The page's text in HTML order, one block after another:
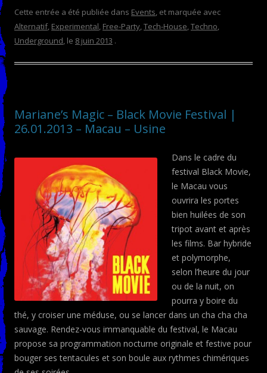
Cette entrée a été publiée dans Events, et marquée avec
Alternatif, Experimental, Free-Party,Tech-House,Techno,
Underground, le 8 juin 2013 .
Mariane’s Magic – Black Movie Festival |
26.01.2013 – Macau – Usine
Dans le cadre du
festival Black Movie,
le Macau vous
ouvrira les portes
bien huilées de son
tripot avant et après
les films. Bar hybride
et polymorphe,
selon l’heure du jour
ou de la nuit, on
pourra y boire du
thé, y croiser une méduse, ou se lancer dans un cha cha cha
sauvage. Rendez-vous immanquable du festival, le Macau
propose sa programmation nocturne originale et festive pour
bouger ses tentacules et son boule aux rythmes chimériques